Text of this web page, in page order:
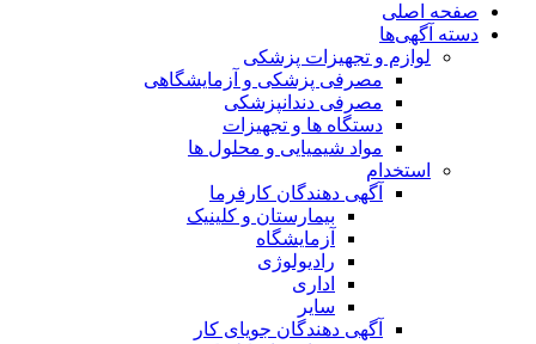
صفحه اصلی
دسته آگهی‌ها
لوازم و تجهیزات پزشکی
مصرفی پزشکی و آزمایشگاهی
مصرفی دندانپزشکی
دستگاه ها و تجهیزات
مواد شیمیایی و محلول ها
استخدام
آگهی دهندگان کارفرما
بیمارستان و کلینیک
آزمایشگاه
رادیولوژی
اداری
سایر
آگهی دهندگان جویای کار